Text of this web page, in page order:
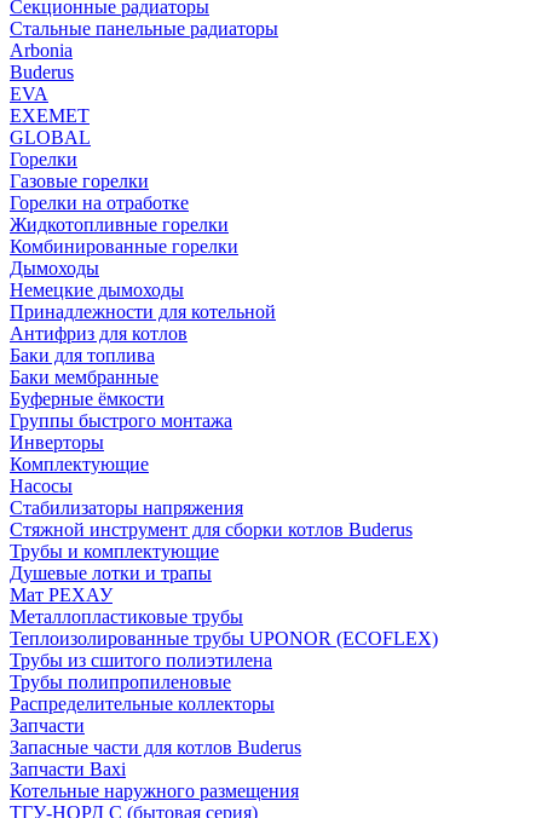
Секционные радиаторы
Стальные панельные радиаторы
Arbonia
Buderus
EVA
EXEMET
GLOBAL
Горелки
Газовые горелки
Горелки на отработке
Жидкотопливные горелки
Комбинированные горелки
Дымоходы
Немецкие дымоходы
Принадлежности для котельной
Антифриз для котлов
Баки для топлива
Баки мембранные
Буферные ёмкости
Группы быстрого монтажа
Инверторы
Комплектующие
Насосы
Стабилизаторы напряжения
Стяжной инструмент для сборки котлов Buderus
Трубы и комплектующие
Душевые лотки и трапы
Мат РЕХАУ
Металлопластиковые трубы
Теплоизолированные трубы UPONOR (ECOFLEX)
Трубы из сшитого полиэтилена
Трубы полипропиленовые
Распределительные коллекторы
Запчасти
Запасные части для котлов Buderus
Запчасти Baxi
Котельные наружного размещения
ТГУ-НОРД С (бытовая серия)